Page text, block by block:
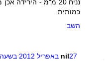
נניח 20 מ"מ -
כמותית.
השב
nil27 באפריל 2012 בשעה 5:23